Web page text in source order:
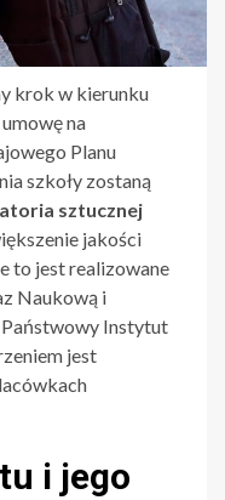
krok w kierunku
na
Planu
szkoły zostaną
sztucznej
jakości
to jest realizowane
Naukową i
Instytut
jest
i jego